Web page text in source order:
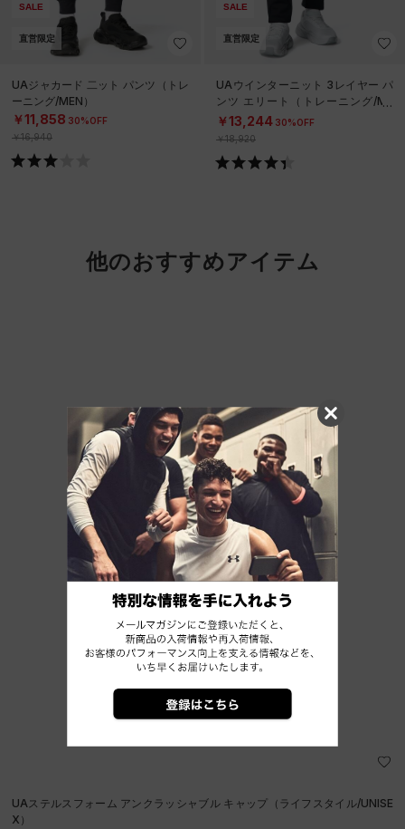
SALE
直営限定
UAジャカード 二ット パンツ（トレ
ーニング/MEN）
￥11,858 30%OFF
￥16,940
SALE
直営限定
UAウインターニット 3レイヤー パ
ンツ エリート（トレーニング/ME
N）
￥13,244 30%OFF
￥18,920
他のおすすめアイテム
UAステルスフォーム アンクラッシャブル キャップ（ライフスタイル/UNISE
X）